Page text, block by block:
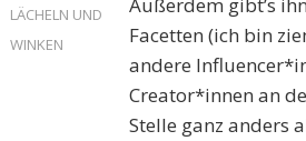
Außerdem gibt’s
Facetten (ich bin
andere
Creator*innen an
Stelle ganz anders
LÄCHELN UND
WINKEN